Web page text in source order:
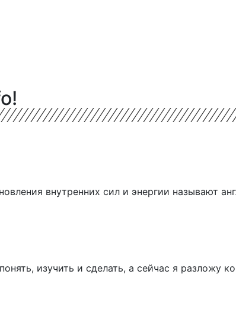
внутренних сил и энергии называют
изучить и сделать, а сейчас я разложу